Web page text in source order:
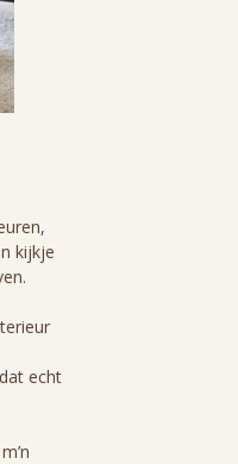
kijkje
echt